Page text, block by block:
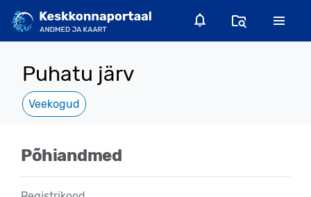
Puhatu järv
Veekogud
Põhiandmed